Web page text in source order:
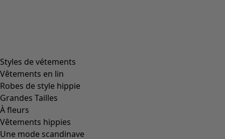
Styles de vétements
Vêtements en lin
Robes de style hippie
Grandes Tailles
À fleurs
Vêtements hippies
Une mode scandinave